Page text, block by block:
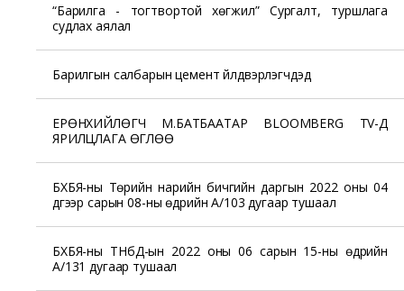
“Барилга - тогтвортой хөгжил” Сургалт, туршлага
судлах аялал
Барилгын салбарын цемент үйлдвэрлэгчдэд
ЕРӨНХИЙЛӨГЧ М.БАТБААТАР BLOOMBERG TV-Д
ЯРИЛЦЛАГА ӨГЛӨӨ
БХБЯ-ны Төрийн нарийн бичгийн даргын 2022 оны 04
дүгээр сарын 08-ны өдрийн А/103 дугаар тушаал
БХБЯ-ны ТНбД-ын 2022 оны 06 сарын 15-ны өдрийн
А/131 дугаар тушаал